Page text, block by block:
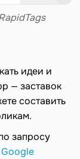
идеи и
— заставок
составить
запросу
Google